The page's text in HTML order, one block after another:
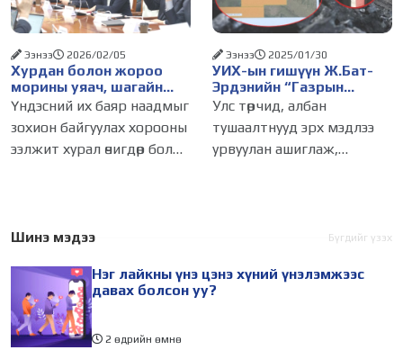
нийтийн
зүгээс Монгол Улсын
Хурдан болон жороо
морины уяач, шагайн
харваачдад улсын цол
олгуулна
Ээнээ 2026/02/05
Үндэсний их баяр наадмыг
зохион байгуулах хорооны
ээлжит хурал өчигдөр болж,
харваачдад улсын цол
УИХ-ын гишүүн Ж.Бат-
Эрдэнийн “Газрын
наймаачин”-аас
“Лицензийн наймаачин”
болсон “түүх”
Ээнээ 2025/01/30
Улс төрчид, албан
тушаалтнууд эрх мэдлээ
урвуулан ашиглаж,
болсон гэхэд хэлсдэхгүй.
амьдралынхаа төлөө
махийтлаа
Шинэ мэдээ Бүгдийг үзэх
Нэг лайкны үнэ цэнэ хүний үнэлэмжээс
давах болсон уу?
2 өдрийн өмнө